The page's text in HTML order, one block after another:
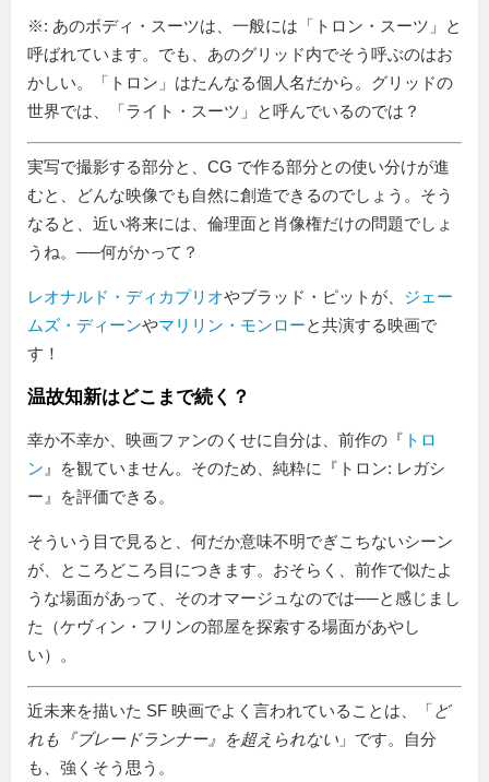
※: あのボディ・スーツは、一般には「トロン・スーツ」と
呼ばれています。でも、あのグリッド内でそう呼ぶのはお
かしい。「トロン」はたんなる個人名だから。グリッドの
世界では、「ライト・スーツ」と呼んでいるのでは？
実写で撮影する部分と、CG で作る部分との使い分けが進
むと、どんな映像でも自然に創造できるのでしょう。そう
なると、近い将来には、倫理面と肖像権だけの問題でしょ
うね。──何がかって？
レオナルド・ディカプリオやブラッド・ピットが、 ジェー
ムズ・ディーンやマリリン・モンローと共演する映画で
す！
温故知新はどこまで続く？
幸か不幸か、映画ファンのくせに自分は、前作の『 トロ
ン 』を観ていません。そのため、純粋に『トロン: レガシ
ー』を評価できる。
そういう目で見ると、何だか意味不明でぎこちないシーン
が、ところどころ目につきます。おそらく、前作で似たよ
うな場面があって、そのオマージュなのでは──と感じまし
た（ケヴィン・フリンの部屋を探索する場面があやし
い）。
近未来を描いた SF 映画でよく言われていることは、「ど
れも『ブレードランナー』を超えられない 」です。自分
も、強くそう思う。